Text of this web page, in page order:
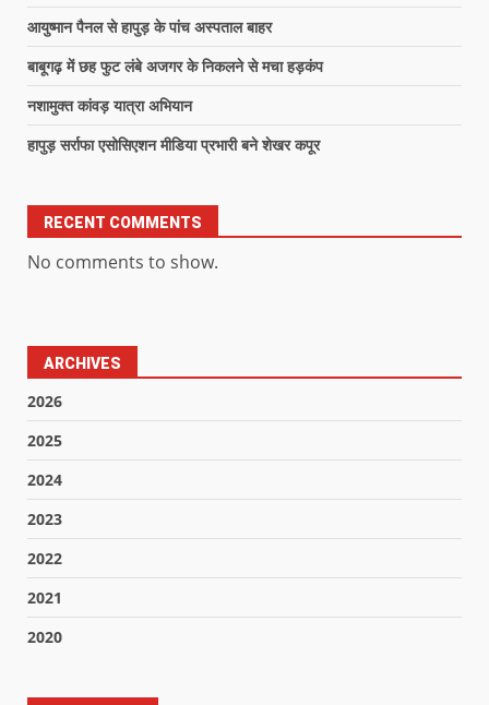
आयुष्मान पैनल से हापुड़ के पांच अस्पताल बाहर
बाबूगढ़ में छह फुट लंबे अजगर के निकलने से मचा हड़कंप
नशामुक्त कांवड़ यात्रा अभियान
हापुड़ सर्राफा एसोसिएशन मीडिया प्रभारी बने शेखर कपूर
RECENT COMMENTS
No comments to show.
ARCHIVES
2026
2025
2024
2023
2022
2021
2020